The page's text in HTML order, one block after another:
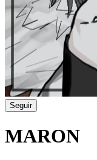
Seguir
MARON